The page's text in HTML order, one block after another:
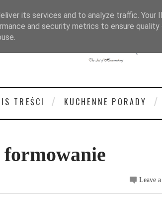
TREŚCI KUCHENNE PORADY
formowanie
Leave
its services and to analyze traffic. Your
and security metrics to ensure